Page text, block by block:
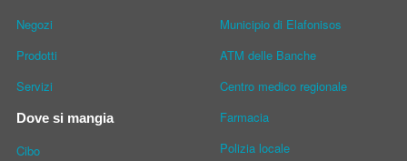
Νegozi
Prodotti
Servizi
Dove si mangia
Cibo
Municipio di Elafonisos
ATM delle Banche
Centro medico regionale
Farmacia
Polizia locale